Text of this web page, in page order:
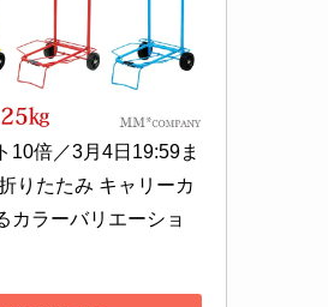
10倍／3月4日19:59ま
りたたみ キャリーカ
カラーバリエーショ